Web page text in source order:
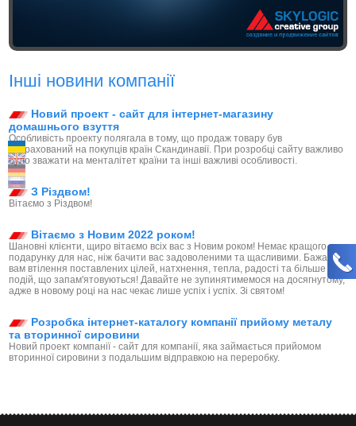
Інші новини компанії
Новий проект - сайт для інтернет-магазину
домашнього взуття
Особливість проекту полягала в тому, що продаж товару був
розрахований на покупців країн Скандинавії. При розробці сайту важливо
було зважати на менталітет країни та інші важливі особливості.
З Різдвом!
Вітаємо з Різдвом!
Вітаємо з Новим 2022 роком!
Шановні клієнти, щиро вітаємо всіх вас з Новим роком! Немає кращого
подарунку для нас, ніж бачити вас задоволеними та щасливими. Бажаємо
вам втілення поставлених цілей, натхнення, тепла, радості та більше
подій, що запам'ятовуються! Давайте не зупинятимемося на досягнутому,
адже в новому році на нас чекає лише успіх і успіх. Зі святом!
Розробка інтернет-каталогу компанії прийому металу
та вторинної сировини
Новий проект компанії - сайт для компанії, яка займається прийомом
вторинної сировини з подальшим відправкою на переробку.